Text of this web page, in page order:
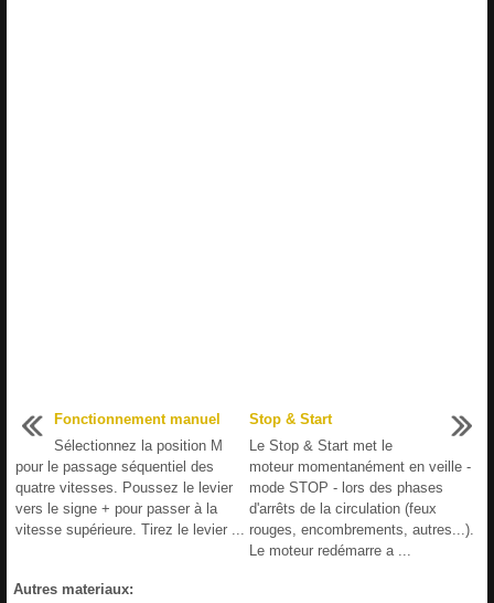
Fonctionnement manuel
Sélectionnez la position M
pour le passage séquentiel des
quatre vitesses. Poussez le levier
vers le signe + pour passer à la
vitesse supérieure. Tirez le levier ...
Stop & Start
Le Stop & Start met le
moteur momentanément en veille -
mode STOP - lors des phases
d'arrêts de la circulation (feux
rouges, encombrements, autres...).
Le moteur redémarre a ...
Autres materiaux: